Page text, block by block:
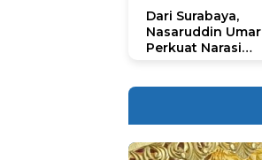
Dari Surabaya,
Nasaruddin Umar
Perkuat Narasi